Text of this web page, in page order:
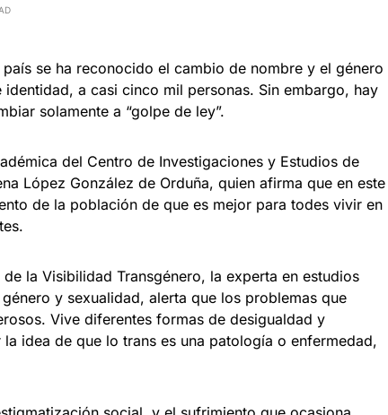
se ha reconocido el cambio de nombre y el género
a casi cinco mil personas. Sin embargo, hay
solamente a “golpe de ley”.
del Centro de Investigaciones y Estudios de
López González de Orduña, quien afirma que en este
de la población de que es mejor para todes vivir en
la Visibilidad Transgénero, la experta en estudios
y sexualidad, alerta que los problemas que
Vive diferentes formas de desigualdad y
idea de que lo trans es una patología o enfermedad,